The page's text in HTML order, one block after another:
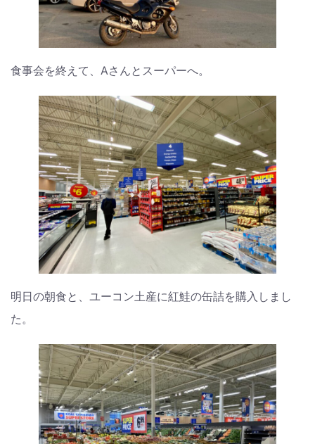
食事会を終えて、Aさんとスーパーへ。
明日の朝食と、ユーコン土産に紅鮭の缶詰を購入しまし
た。